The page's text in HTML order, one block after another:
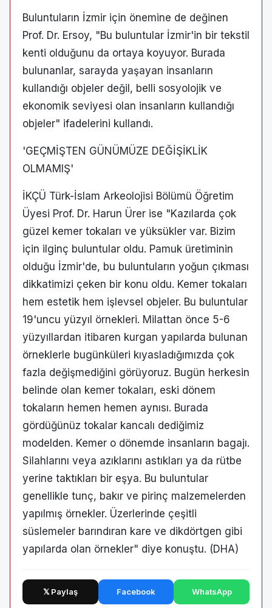
Buluntuların İzmir için önemine de değinen
Prof. Dr. Ersoy, "Bu buluntular İzmir'in bir tekstil
kenti olduğunu da ortaya koyuyor. Burada
bulunanlar, sarayda yaşayan insanların
kullandığı objeler değil, belli sosyolojik ve
ekonomik seviyesi olan insanların kullandığı
objeler" ifadelerini kullandı.
'GEÇMİŞTEN GÜNÜMÜZE DEĞİŞİKLİK
OLMAMIŞ'
İKÇÜ Türk-İslam Arkeolojisi Bölümü Öğretim
Üyesi Prof. Dr. Harun Ürer ise "Kazılarda çok
güzel kemer tokaları ve yüksükler var. Bizim
için ilginç buluntular oldu. Pamuk üretiminin
olduğu İzmir'de, bu buluntuların yoğun çıkması
dikkatimizi çeken bir konu oldu. Kemer tokaları
hem estetik hem işlevsel objeler. Bu buluntular
19'uncu yüzyıl örnekleri. Milattan önce 5-6
yüzyıllardan itibaren kurgan yapılarda bulunan
örneklerle bugünküleri kıyasladığımızda çok
fazla değişmediğini görüyoruz. Bugün herkesin
belinde olan kemer tokaları, eski dönem
tokaların hemen hemen aynısı. Burada
gördüğünüz tokalar kancalı dediğimiz
modelden. Kemer o dönemde insanların bagajı.
Silahlarını veya azıklarını astıkları ya da rütbe
yerine taktıkları bir eşya. Bu buluntular
genellikle tunç, bakır ve pirinç malzemelerden
yapılmış örnekler. Üzerlerinde çeşitli
süslemeler barındıran kare ve dikdörtgen gibi
yapılarda olan örnekler" diye konuştu. (DHA)
𝕏 Paylaş Facebook WhatsApp